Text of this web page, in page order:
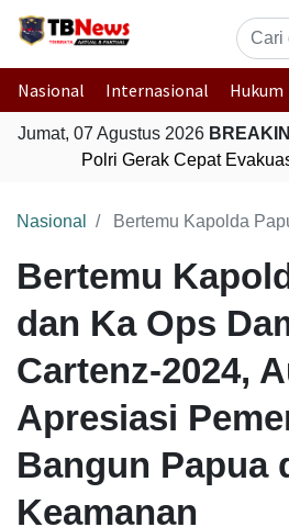
Nasional Internasional Hukum
Jumat, 07 Agustus 2026
Polri Gerak Cepat
Nasional Bertemu Kapolda Papua dan Ka Ops Damai Cartenz-2024,
Bertemu
dan Ka Ops
Cartenz-2024,
Apresiasi
Bangun Papua
Keamanan